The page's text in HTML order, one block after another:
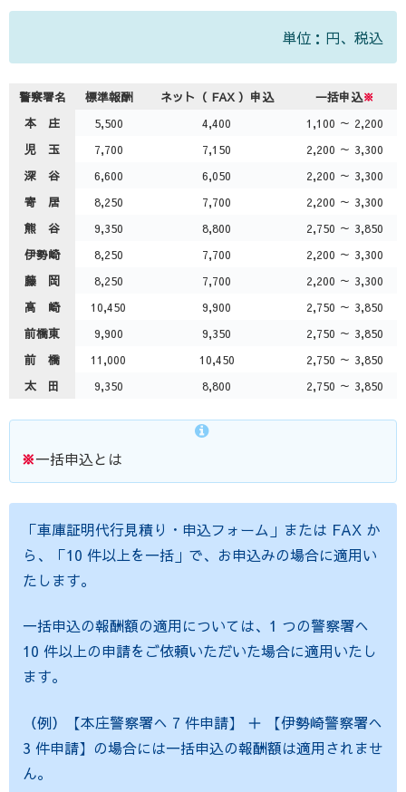
単位：円、税込
警察署名 標準報酬 ネット（ FAX ）申込 一括申込※
本 庄
5,500 4,400
1,100 ～ 2,200
児 玉
7,700 7,150
2,200 ～ 3,300
深 谷
6,600 6,050
2,200 ～ 3,300
寄 居
8,250 7,700
2,200 ～ 3,300
熊 谷
9,350 8,800
2,750 ～ 3,850
伊勢崎
8,250 7,700
2,200 ～ 3,300
藤 岡
8,250 7,700
2,200 ～ 3,300
高 崎
10,450 9,900
2,750 ～ 3,850
前橋東
9,900 9,350
2,750 ～ 3,850
前 橋
11,000 10,450
2,750 ～ 3,850
太 田
9,350 8,800 2,750 ～ 3,850
※一括申込とは
「車庫証明代行見積り・申込フォーム」または FAX か
ら、「10 件以上を一括」で、お申込みの場合に適用い
たします。
一括申込の報酬額の適用については、1 つの警察署へ
10 件以上の申請をご依頼いただいた場合に適用いたし
ます。
（例）【本庄警察署へ 7 件申請】 ＋ 【伊勢崎警察署へ
3 件申請】の場合には一括申込の報酬額は適用されませ
ん。